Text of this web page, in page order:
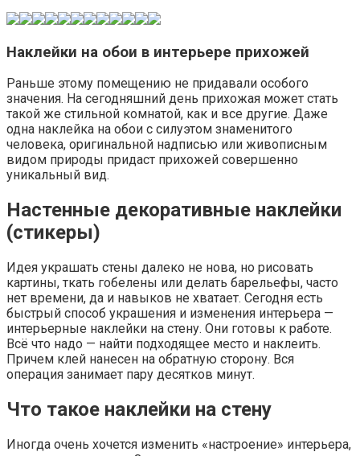
Наклейки на обои в интерьере прихожей
Раньше этому помещению не придавали особого
значения. На сегодняшний день прихожая может стать
такой же стильной комнатой, как и все другие. Даже
одна наклейка на обои с силуэтом знаменитого
человека, оригинальной надписью или живописным
видом природы придаст прихожей совершенно
уникальный вид.
Настенные декоративные наклейки
(стикеры)
Идея украшать стены далеко не нова, но рисовать
картины, ткать гобелены или делать барельефы, часто
нет времени, да и навыков не хватает. Сегодня есть
быстрый способ украшения и изменения интерьера —
интерьерные наклейки на стену. Они готовы к работе.
Всё что надо — найти подходящее место и наклеить.
Причем клей нанесен на обратную сторону. Вся
операция занимает пару десятков минут.
Что такое наклейки на стену
Иногда очень хочется изменить «настроение» интерьера,